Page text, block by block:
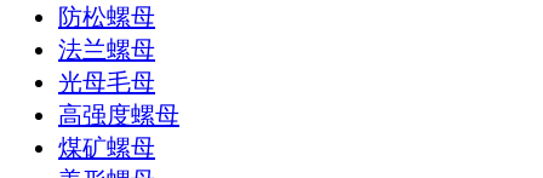
防松螺母
法兰螺母
光母毛母
高强度螺母
煤矿螺母